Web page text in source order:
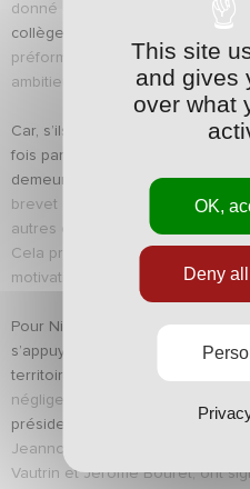
donné entière satisfaction,
collège.
Cette section sportive
préformation pour l’ASNL,
ambitieux aux niveaux scolaires
Car, s’ils bénéficient d’horaires
fois par semaine en forêt de
demeurent avant tout des
brevet des collèges est de 85%
autres élèves,
souligne Virginie
Cela prouve que le sport
motivation pour leur scolarité. »
Pour Nicolas Holveck, la
s’appuyer sur l’une des vingt
territoire.
« C’est un élément
négligeable pour recruter de
président de l’ASNL.
Alfred
Jeannot, issus de cette section
Vautrin et Jérôme Bouret, ont
This site
and gives
over what
OK,
Deny